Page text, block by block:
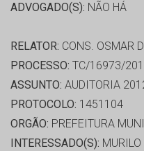
ADVOGADO(S): NÃO HÁ
RELATOR: CONS. OSMAR
PROCESSO: TC/16973/
ASSUNTO: AUDITORIA
PROTOCOLO: 1451104
ORGÃO: PREFEITURA
INTERESSADO(S):